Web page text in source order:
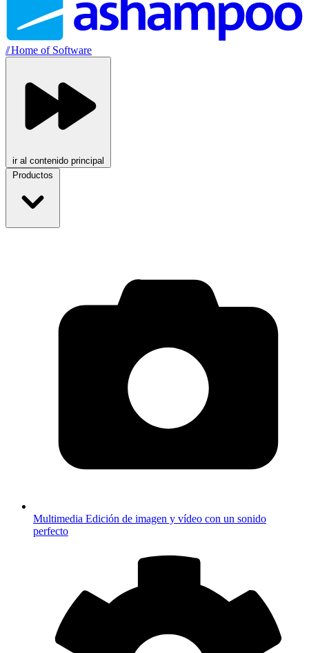
//Home of Software
ir al contenido principal
Productos
Multimedia Edición de imagen y vídeo con un sonido
perfecto